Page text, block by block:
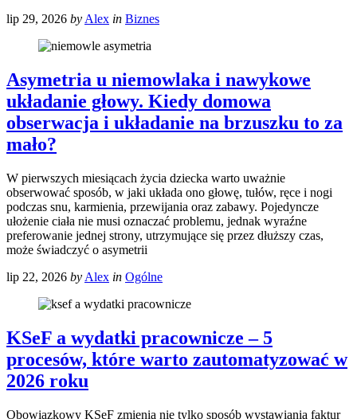
lip 29, 2026 byAlex in Biznes
Asymetria u niemowlaka i nawykowe
układanie głowy. Kiedy domowa
obserwacja i układanie na brzuszku to za
mało?
W pierwszych miesiącach życia dziecka warto uważnie
obserwować sposób, w jaki układa ono głowę, tułów, ręce i nogi
podczas snu, karmienia, przewijania oraz zabawy. Pojedyncze
ułożenie ciała nie musi oznaczać problemu, jednak wyraźne
preferowanie jednej strony, utrzymujące się przez dłuższy czas,
może świadczyć o asymetrii
lip 22, 2026 by Alex in Ogólne
KSeF a wydatki pracownicze – 5
procesów, które warto zautomatyzować w
2026 roku
Obowiązkowy KSeF zmienia nie tylko sposób wystawiania faktur